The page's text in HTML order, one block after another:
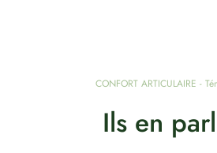
CONFORT ARTICULAIRE -
Ils en